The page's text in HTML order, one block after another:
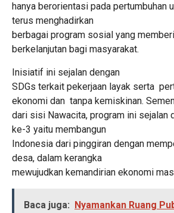
hanya berorientasi pada pertumbuhan
terus menghadirkan
berbagai program sosial yang
berkelanjutan bagi masyarakat.
Inisiatif ini sejalan dengan
SDGs terkait pekerjaan layak serta
ekonomi dan tanpa kemiskinan.
dari sisi Nawacita, program ini sejalan
ke-3 yaitu membangun
Indonesia dari pinggiran dengan
desa, dalam kerangka
mewujudkan kemandirian ekonomi
Baca juga:
Nyamankan Ruang